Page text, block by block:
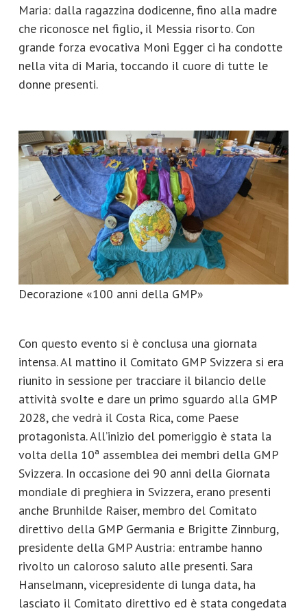
Maria: dalla ragazzina dodicenne, fino alla madre
che riconosce nel figlio, il Messia risorto. Con
grande forza evocativa Moni Egger ci ha condotte
nella vita di Maria, toccando il cuore di tutte le
donne presenti.
Decorazione «100 anni della GMP»
Con questo evento si è conclusa una giornata
intensa. Al mattino il Comitato GMP Svizzera si era
riunito in sessione per tracciare il bilancio delle
attività svolte e dare un primo sguardo alla GMP
2028, che vedrà il Costa Rica, come Paese
protagonista. All’inizio del pomeriggio è stata la
volta della 10ª assemblea dei membri della GMP
Svizzera. In occasione dei 90 anni della Giornata
mondiale di preghiera in Svizzera, erano presenti
anche Brunhilde Raiser, membro del Comitato
direttivo della GMP Germania e Brigitte Zinnburg,
presidente della GMP Austria: entrambe hanno
rivolto un caloroso saluto alle presenti. Sara
Hanselmann, vicepresidente di lunga data, ha
lasciato il Comitato direttivo ed è stata congedata